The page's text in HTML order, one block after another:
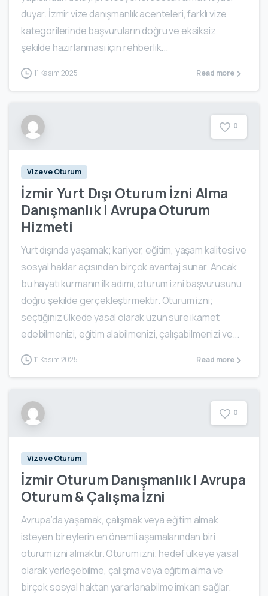
duyar. İzmir vize danışmanlık acenteleri, farklı vize
kategorilerinde başvuruların doğru ve eksiksiz
şekilde hazırlanması için rehberlik...
11 Kasım 2025 Read more
0
Vize ve Oturum
İzmir Yurt Dışı Oturum İzni Alma
Danışmanlık | Avrupa Oturum
Hizmeti
Yurt dışında yaşamak; kariyer, eğitim, yaşam kalitesi ve
sosyal haklar açısından birçok avantaj sunar. Ancak
bu hayatı kurmanın ilk adımı, oturum izni başvurusunu
doğru şekilde gerçekleştirmektir. Oturum izni;
seçtiğiniz ülkede yasal olarak uzun süre ikamet
edebilmenizi, eğitim alabilmenizi, çalışabilmenizi ve...
11 Kasım 2025 Read more
0
Vize ve Oturum
İzmir Oturum Danışmanlık | Avrupa
Oturum & Çalışma İzni
Avrupa’da yaşamak, çalışmak veya eğitim almak
isteyen bireylerin en önemli aşamalarından biri
oturum izni almaktır. Oturum izni; hedef ülkeye yasal
olarak yerleşebilme, çalışma veya eğitim alma ve
birçok sosyal haktan yararlanabilme imkanı sağlar.